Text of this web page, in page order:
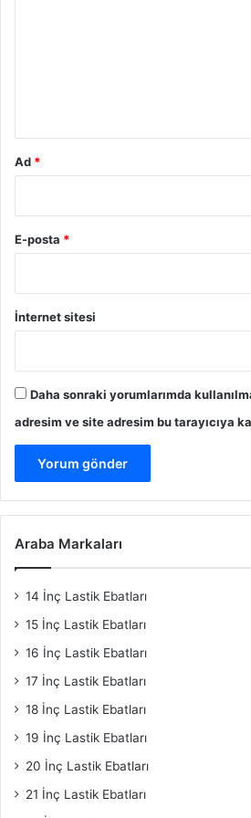
Ad *
E-posta *
İnternet sitesi
Daha sonraki yorumlarımda
adresim ve site adresim bu tarayıcıya
Araba Markaları
14 İnç Lastik Ebatları
15 İnç Lastik Ebatları
16 İnç Lastik Ebatları
17 İnç Lastik Ebatları
18 İnç Lastik Ebatları
19 İnç Lastik Ebatları
20 İnç Lastik Ebatları
21 İnç Lastik Ebatları